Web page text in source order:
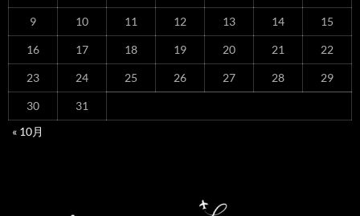
9 10 11 12 13 14 15
16 17 18 19 20 21 22
23 24 25 26 27 28 29
30
31
« 10月